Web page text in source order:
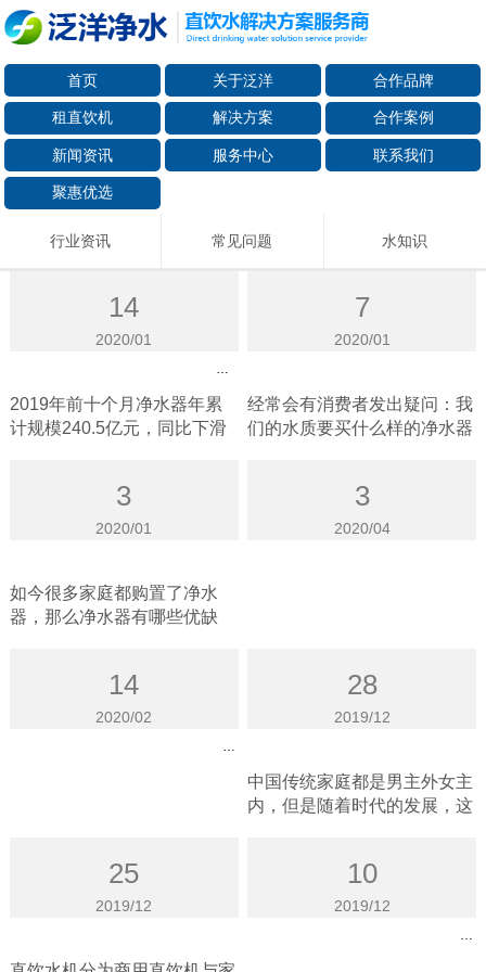
首页 关于泛洋 合作品牌
租直饮机 解决方案 合作案例
新闻资讯 服务中心 联系我们
聚惠优选
行业资讯 常见问题 水知识
14
2020/01
回看净水行业的2019 解析沁园的“净加服务”
2019年前十个月净水器年累
计规模240.5亿元，同比下滑
7
2020/01
经常会有消费者发出疑问：我
们的水质要买什么样的净水器
3
2020/01
如今很多家庭都购置了净水
器，那么净水器有哪些优缺
3
2020/04
14
2020/02
身体健康和水有主要的关系，钟南山院士说...
28
2019/12
中国传统家庭都是男主外女主
内，但是随着时代的发展，这
25
2019/12
10
2019/12
净水器究竟怎样选？不说还不知道其中的奥秘